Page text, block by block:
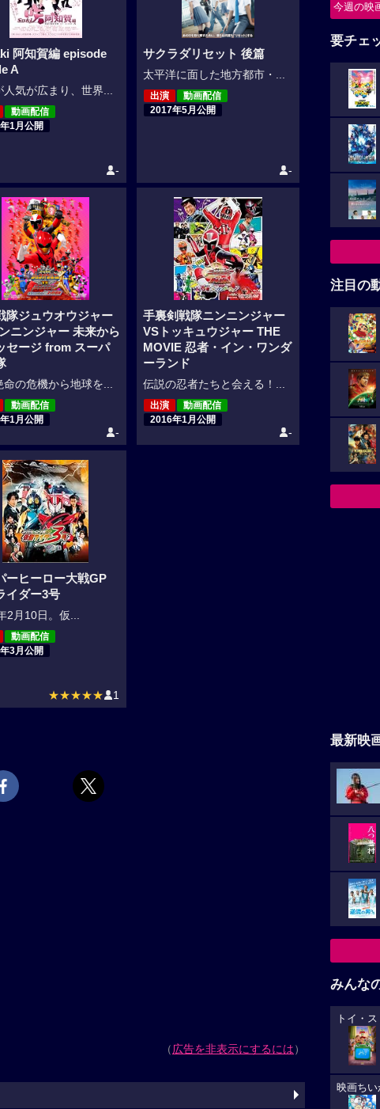
阿知賀編 episode
A
人気が広まり、世界...
動画配信
1月公開
-
サクラダリセット 後篇
太平洋に面した地方都市・...
出演
動画配信
2017年5月公開
-
隊ジュウオウジャー
ニンジャー 未来から
セージ from スーパ
命の危機から地球を...
動画配信
1月公開
-
手裏剣戦隊ニンニンジャー
VSトッキュウジャー THE
MOVIE 忍者・イン・ワンダ
ーランド
伝説の忍者たちと会える！...
出演
動画配信
2016年1月公開
-
ーヒーロー大戦GP
イダー3号
2月10日。仮...
動画配信
3月公開
★★★★★ 1
（広告を非表示にするには）
今週の映
要チェ
注目の
最新映
みんな
トイ・
映画ちい